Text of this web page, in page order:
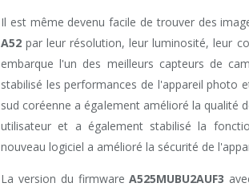
Il est même devenu facile de trouver des
A52 par leur résolution, leur luminosité, leur
embarque l'un des meilleurs capteurs de
stabilisé les performances de l'appareil photo
sud coréenne a également amélioré la qualité
utilisateur et a également stabilisé la
nouveau logiciel a amélioré la sécurité de
La version du firmwareA525MUBU2AUF3